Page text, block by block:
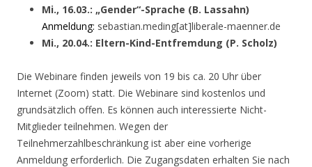
Mi., 16.03.: „Gender“-Sprache (B. Lassahn)
Anmeldung: sebastian.meding[at]liberale-maenner.de
Mi., 20.04.: Eltern-Kind-Entfremdung (P. Scholz)
Die Webinare finden jeweils von 19 bis ca. 20 Uhr über
Internet (Zoom) statt. Die Webinare sind kostenlos und
grundsätzlich offen. Es können auch interessierte Nicht-
Mitglieder teilnehmen. Wegen der
Teilnehmerzahlbeschränkung ist aber eine vorherige
Anmeldung erforderlich. Die Zugangsdaten erhalten Sie nach